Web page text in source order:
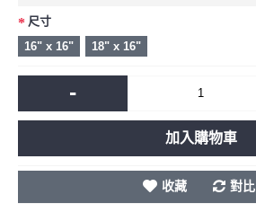
尺寸
16" x 16"
18" x 16"
-
加入購物車
收藏 對比